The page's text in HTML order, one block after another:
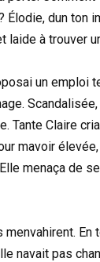
Élodie, dun ton
laide à trouver
un emploi
Tante Claire
mavoir
menaça de
En
navait pas